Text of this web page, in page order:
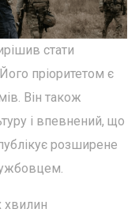
стати
пріоритетом є
Він також
і впевнений, що
розширене
хвилин